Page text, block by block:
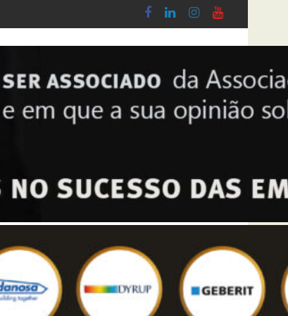
Lei n.º 5-A/2026, de 28 de Janeiro
Diploma de transposição da Diretiva